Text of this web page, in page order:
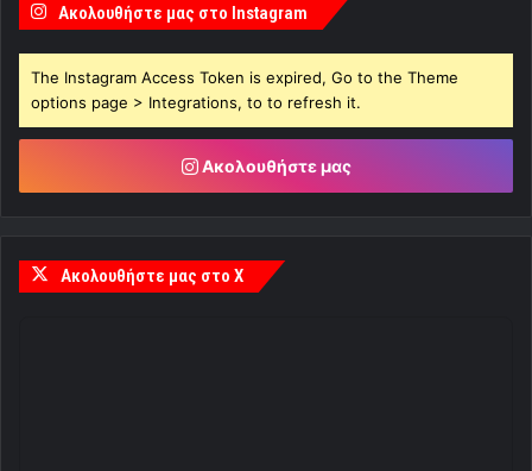
Ακολουθήστε μας στο Instagram
The Instagram Access Token is expired, Go to the Theme
options page > Integrations, to to refresh it.
Ακολουθήστε μας
Ακολουθήστε μας στο X